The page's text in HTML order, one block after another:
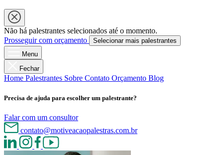
Não há palestrantes selecionados até o momento.
Prosseguir com orçamento
Selecionar mais palestrantes
Menu
Fechar
Home Palestrantes Sobre Contato Orçamento Blog
Precisa de ajuda para escolher um palestrante?
Falar com um consultor
contato@motiveacaopalestras.com.br